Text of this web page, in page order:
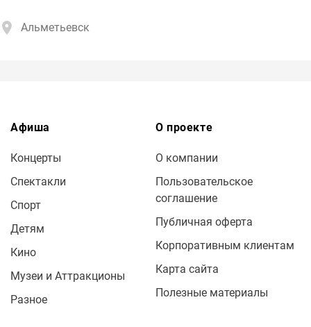
Альметьевск
Афиша
Концерты
Спектакли
Спорт
Детям
Кино
Музеи и Аттракционы
Разное
О проекте
О компании
Пользовательское
соглашение
Публичная оферта
Корпоративным клиентам
Карта сайта
Полезные материалы